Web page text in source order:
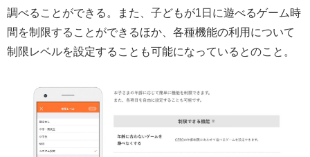
調べることができる。また、子どもが1日に遊べるゲーム時
間を制限することができるほか、各種機能の利用について
制限レベルを設定することも可能になっているとのこと。